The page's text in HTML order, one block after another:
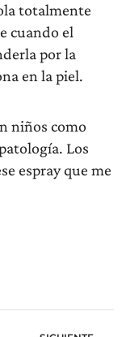
totalmente
cuando el
por la
en la piel.
niños como
Los
espray que me